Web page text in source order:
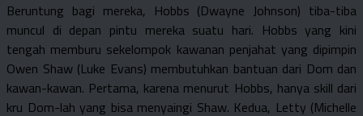
Beruntung bagi mereka, Hobbs (Dwayne Johnson) tiba-tiba
muncul di depan pintu mereka suatu hari. Hobbs yang kini
tengah memburu sekelompok kawanan penjahat yang dipimpin
Owen Shaw (Luke Evans) membutuhkan bantuan dari Dom dan
kawan-kawan. Pertama, karena menurut Hobbs, hanya skill dari
kru Dom-lah yang bisa menyaingi Shaw. Kedua, Letty (Michelle